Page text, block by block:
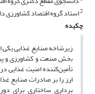
2استاد گروه اقتصاد
چکیده
زیرشاخه صنایع‌ غذایی یکی
بخش صنعت و کشاورزی و
تأمین‌کننده امنیت غذایی
ارز را بر صادرات صنایع